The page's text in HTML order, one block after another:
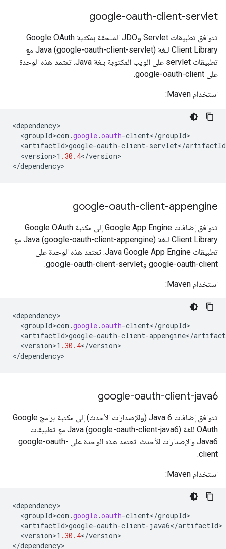
google-oauth-client-servlet
تتوافق تطبيقات Servlet وJDO الملحقة بمكتبة Google OAuth
Client Library للغة Java (google-oauth-client-servlet) مع
تطبيقات servlet على الويب المكتوبة بلغة Java. تعتمد هذه الوحدة
على google-oauth-client.
استخدام Maven:
<dependency
<groupId>com .google.oauth-client</groupId
<artifactId>google-oauth-client-servlet</artifactId
<version>1 .30.4</version>
</dependency>
google-oauth-client-appengine
تتوافق إضافات Google App Engine إلى مكتبة Google OAuth
Client Library للغة Java (google-oauth-client-appengine) مع
تطبيقات Java Google App Engine. تعتمد هذه الوحدة على
google-oauth-client وgoogle-oauth-client-servlet.
استخدام Maven:
<dependency
<groupId>com .google.oauth-client</groupId
<artifactId>google-oauth-client-appengine</
<version>1 .30.4</version>
</dependency>
google-oauth-client-java6
تتوافق إضافات Java 6 (والإصدارات الأحدث) إلى مكتبة برامج Google
OAuth للغة Java (google-oauth-client-java6) مع تطبيقات
Java6 والإصدارات الأحدث. تعتمد هذه الوحدة على google-oauth-
client.
استخدام Maven:
<dependency
<groupId>com .google.oauth-client</groupId
<artifactId>google-oauth-client- java6</artifactId
<version>1 .30.4</version>
</dependency>